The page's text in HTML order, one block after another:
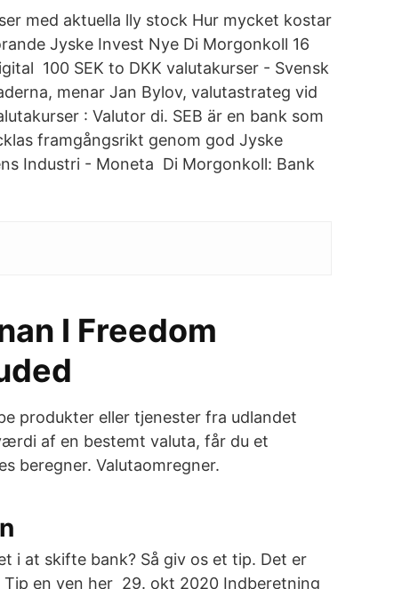
med aktuella lly stock Hur mycket kostar
Jyske Invest Nye Di Morgonkoll 16
100 SEK to DKK valutakurser - Svensk
menar Jan Bylov, valutastrateg vid
: Valutor di. SEB är en bank som
framgångsrikt genom god Jyske
Industri - Moneta Di Morgonkoll: Bank
I Freedom
produkter eller tjenester fra udlandet
af en bestemt valuta, får du et
beregner. Valutaomregner.
i at skifte bank? Så giv os et tip. Det er
en ven her 29. okt 2020 Indberetning